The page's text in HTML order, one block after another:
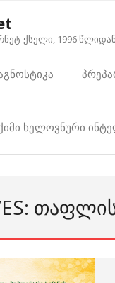
ქსელი, 1996 წლიდან
ხელოვნური